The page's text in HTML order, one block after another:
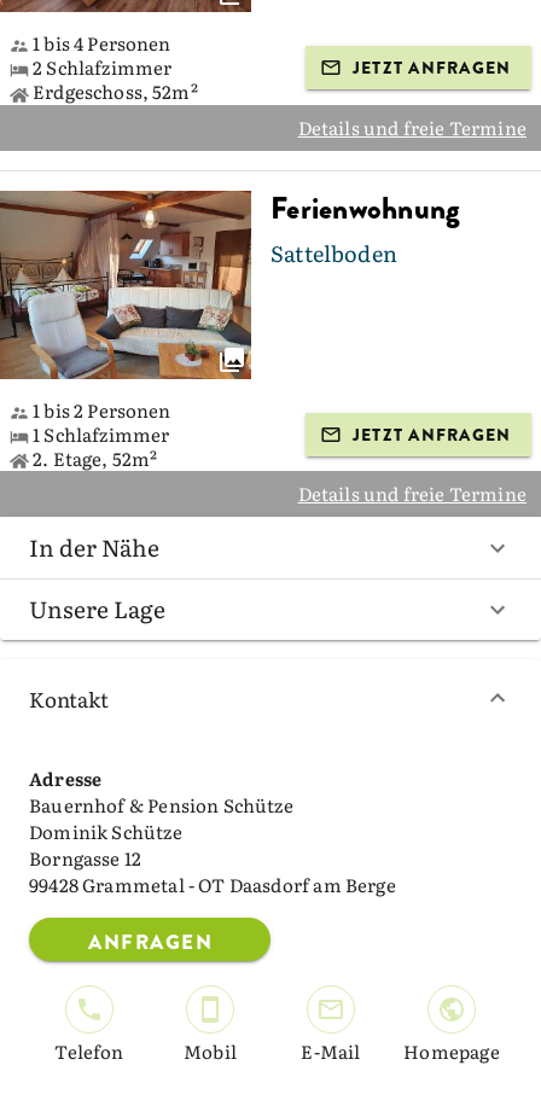
1 bis 4 Personen
2 Schlafzimmer
Erdgeschoss, 52m²
JETZT ANFRAGEN
Details und freie Termine
Ferienwohnung
Sattelboden
1 bis 2 Personen
1 Schlafzimmer
2. Etage, 52m²
JETZT ANFRAGEN
Details und freie Termine
In der Nähe
Unsere Lage
Kontakt
Adresse
Bauernhof & Pension Schütze
Dominik Schütze
Borngasse 12
99428 Grammetal - OT Daasdorf am Berge
ANFRAGEN
Telefon Mobil E-Mail Homepage